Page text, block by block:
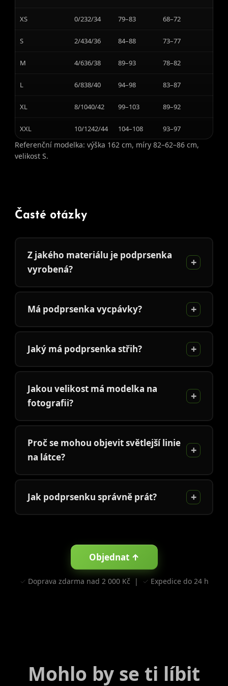
XS 0/232/34 79–83 68–72
S 2/434/36 84–88 73–77
M 4/636/38 89–93 78–82
L 6/838/40 94–98 83–87
XL 8/1040/42 99–103 89–92
XXL 10/1242/44 104–108 93–97
Referenční modelka: výška 162 cm, míry 82–62–86 cm,
velikost S.
Časté otázky
Z jakého materiálu je podprsenka
vyrobená?
Má podprsenka vycpávky?
Jaký má podprsenka střih?
Jakou velikost má modelka na
fotografii?
Proč se mohou objevit světlejší linie
na látce?
Jak podprsenku správně prát?
Objednat ↑
✓ Doprava zdarma nad 2 000 Kč | ✓ Expedice do 24 h